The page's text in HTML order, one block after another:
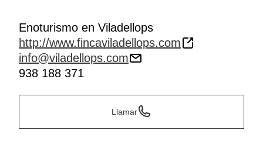
Enoturismo en Viladellops
http://www.fincaviladellops.com
info@viladellops.com
938 188 371
Llamar